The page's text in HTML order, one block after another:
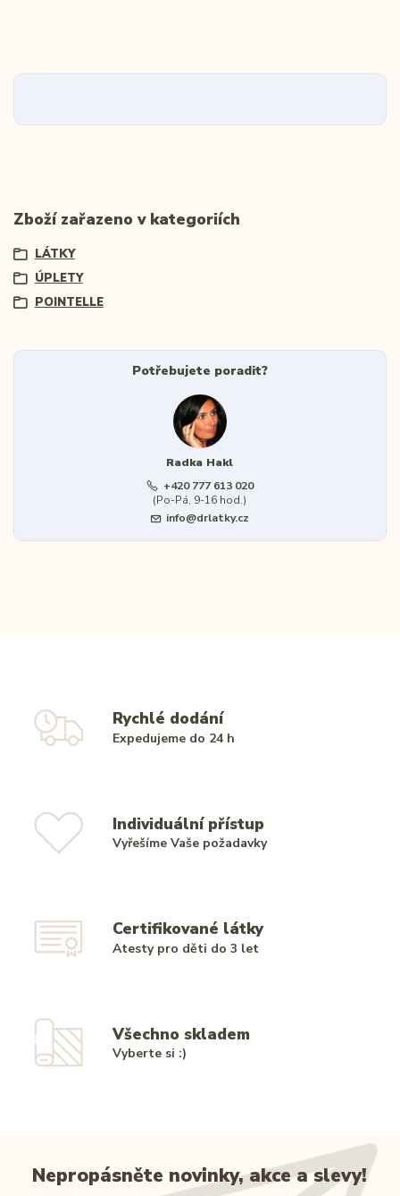
Zboží zařazeno v kategoriích
LÁTKY
ÚPLETY
POINTELLE
Potřebujete poradit?
Radka Hakl
+420 777 613 020
(Po-Pá, 9-16 hod.)
info@drlatky.cz
Rychlé dodání
Expedujeme do 24 h
Individuální přístup
Vyřešíme Vaše požadavky
Certifikované látky
Atesty pro děti do 3 let
Všechno skladem
Vyberte si :)
Nepropásněte novinky, akce a slevy!